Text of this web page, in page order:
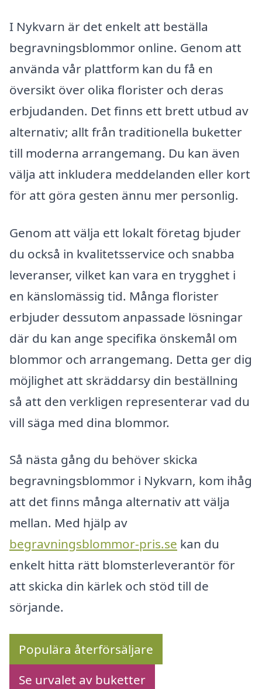
I Nykvarn är det enkelt att beställa
begravningsblommor online. Genom att
använda vår plattform kan du få en
översikt över olika florister och deras
erbjudanden. Det finns ett brett utbud av
alternativ; allt från traditionella buketter
till moderna arrangemang. Du kan även
välja att inkludera meddelanden eller kort
för att göra gesten ännu mer personlig.
Genom att välja ett lokalt företag bjuder
du också in kvalitetsservice och snabba
leveranser, vilket kan vara en trygghet i
en känslomässig tid. Många florister
erbjuder dessutom anpassade lösningar
där du kan ange specifika önskemål om
blommor och arrangemang. Detta ger dig
möjlighet att skräddarsy din beställning
så att den verkligen representerar vad du
vill säga med dina blommor.
Så nästa gång du behöver skicka
begravningsblommor i Nykvarn, kom ihåg
att det finns många alternativ att välja
mellan. Med hjälp av
begravningsblommor-pris.se kan du
enkelt hitta rätt blomsterleverantör för
att skicka din kärlek och stöd till de
sörjande.
Populära återförsäljare
Se urvalet av buketter